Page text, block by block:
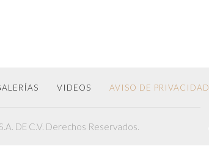
VIDEOS AVISO DE PRIVACIDAD
DE C.V. Derechos Reservados.